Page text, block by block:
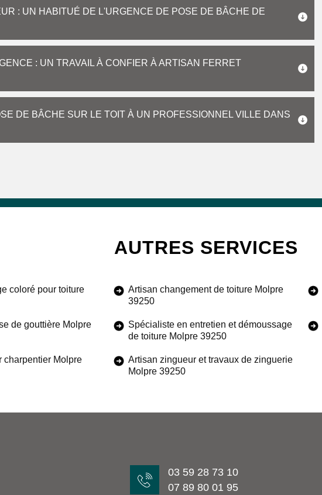
: UN HABITUÉ DE L'URGENCE DE POSE DE BÂCHE DE
: UN TRAVAIL À CONFIER À ARTISAN FERRET
DE BÂCHE SUR LE TOIT À UN PROFESSIONNEL VILLE DANS
AUTRES SERVICES
coloré pour toiture
de gouttière Molpre
charpentier Molpre
Artisan changement de toiture Molpre
39250
Spécialiste en entretien et démoussage
de toiture Molpre 39250
Artisan zingueur et travaux de zinguerie
Molpre 39250
03 59 28 73 10
07 89 80 01 95